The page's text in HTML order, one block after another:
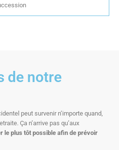
de notre
peut survenir n’importe quand,
Ça n’arrive pas qu’aux
le plus tôt possible afin de prévoir